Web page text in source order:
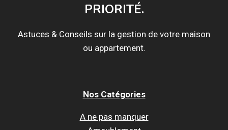
PRIORITÉ.
Astuces & Conseils sur la gestion de votre maison
ou appartement.
Nos Catégories
A ne pas manquer